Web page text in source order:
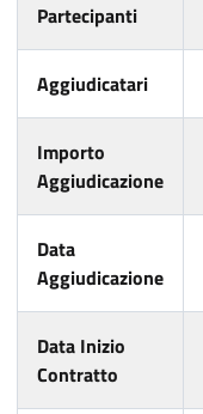
Partecipanti
Aggiudicatari
Importo
Aggiudicazione
Data
Aggiudicazione
Data Inizio
Contratto